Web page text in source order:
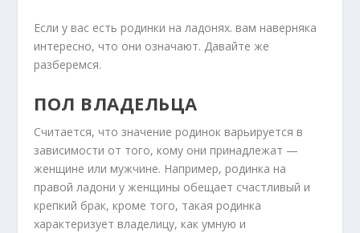
Если у вас есть родинки на ладонях. вам наверняка
интересно, что они означают. Давайте же
разберемся.
ПОЛ ВЛАДЕЛЬЦА
Считается, что значение родинок варьируется в
зависимости от того, кому они принадлежат —
женщине или мужчине. Например, родинка на
правой ладони у женщины обещает счастливый и
крепкий брак, кроме того, такая родинка
характеризует владелицу, как умную и